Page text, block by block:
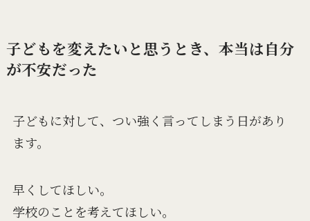
子どもを変えたいと思うとき、本当は自分
が不安だった
子どもに対して、つい強く言ってしまう日があり
ます。
早くしてほしい。
学校のことを考えてほしい。